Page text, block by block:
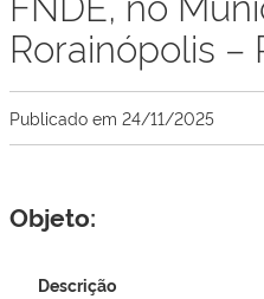
Rorainópolis –
Publicado em 24/11/2025
Objeto:
Descrição